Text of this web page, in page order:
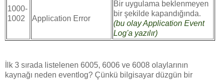
1000-
1002
Application Error
Bir uygulama beklenmeyen
bir şekilde kapandığında.
(bu olay Application Event
Log'a yazılır)
İlk 3 sırada listelenen 6005, 6006 ve 6008 olaylarının
kaynağı neden eventlog? Çünkü bilgisayar düzgün bir